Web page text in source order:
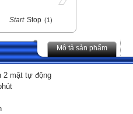
Start Stop (1)
Mô tả sản phẩm
2 mặt tự động